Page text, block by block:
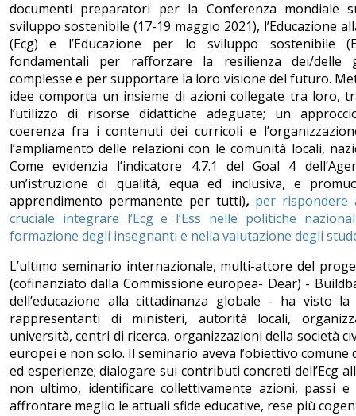
documenti preparatori per la Conferenza mondiale
sviluppo sostenibile (17-19 maggio 2021), l’Educazione
(Ecg) e l’Educazione per lo sviluppo sostenibile
fondamentali per rafforzare la resilienza dei/delle
complesse e per supportare la loro visione del futuro.
idee comporta un insieme di azioni collegate tra loro,
l’utilizzo di risorse didattiche adeguate; un
coerenza fra i contenuti dei curricoli e
l’ampliamento delle relazioni con le comunità locali,
Come evidenzia l’indicatore 4.7.1 del Goal 4
un’istruzione di qualità, equa ed inclusiva, e
apprendimento permanente per tutti), per rispondere
cruciale integrare l’Ecg e l’Ess nelle politiche
formazione degli insegnanti e nella valutazione degli
L’ultimo seminario internazionale, multi-attore del
(cofinanziato dalla Commissione europea- Dear) -
dell’educazione alla cittadinanza globale - ha visto
rappresentanti di ministeri, autorità locali,
università, centri di ricerca, organizzazioni della società
europei e non solo. Il seminario aveva l’obiettivo comune
ed esperienze; dialogare sui contributi concreti dell’Ecg
non ultimo, identificare collettivamente azioni, passi
affrontare meglio le attuali sfide educative, rese più